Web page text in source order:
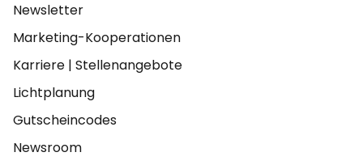
Newsletter
Marketing-Kooperationen
Karriere | Stellenangebote
Lichtplanung
Gutscheincodes
Newsroom